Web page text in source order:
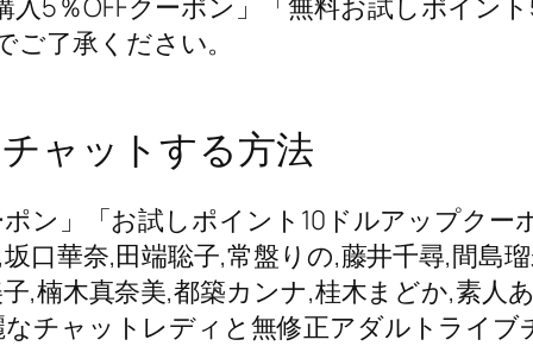
了承ください。
ャットする方法
ン」「お試しポイント10ドルアップク
口華奈,田端聡子,常盤りの,藤井千尋,間島
,楠木真奈美,都築カンナ,桂木まどか,素人
チャットレディと無修正アダルトライ